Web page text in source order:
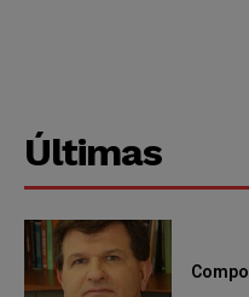
Últimas